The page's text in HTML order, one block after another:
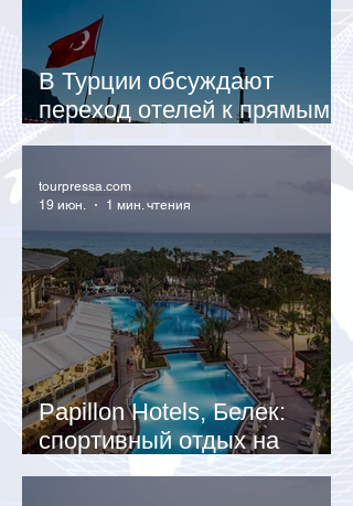
В Турции обсуждают
переход отелей к прямым
продажам
Papillon Hotels, Белек:
спортивный отдых на
Средиземном море
tourpressa.com
19 июн.
1 мин. чтения